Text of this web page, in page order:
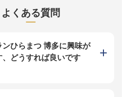
する。あ
ルの価値
ルの未来
安定収
に取得実
グローバ
ル”が、2026年春開業！★ ・オープ
ンしたばかりの施設！あなた自身が
ホテルのマニュアルに！ ・月9日休
安定収入 ・全国に展開を続ける当
社。腰を据えて幅広いキャリアを描
ける 業務の枠を超え、お客様の特
別な一日をプロデュースする。予約
たマネジ
よくある質問
ンひらまつ 博多に興味が
、どうすれば良いです